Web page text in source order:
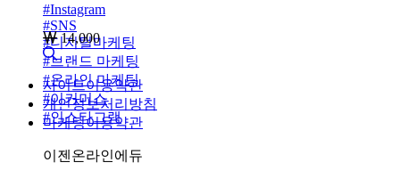
#Instagram
#SNS
#디지털마케팅
#브랜드 마케팅
#온라인 마케팅
#이커머스
#인스타그램
14,000
사이트이용약관
개인정보처리방침
마케팅이용약관
회사명이젠온라인에듀